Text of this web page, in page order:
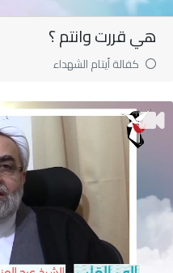
هي قررت وانتم ؟
كفالة أيتام الشهداء